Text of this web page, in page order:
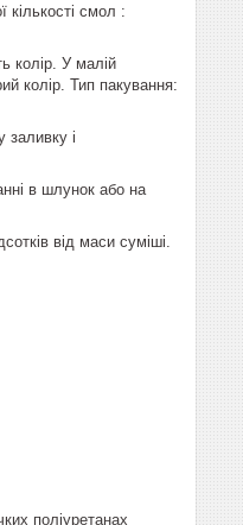
смол :
колір. У малій
колір. Тип пакування:
заливку і
в шлунок або на
від маси суміші.
поліуретанах